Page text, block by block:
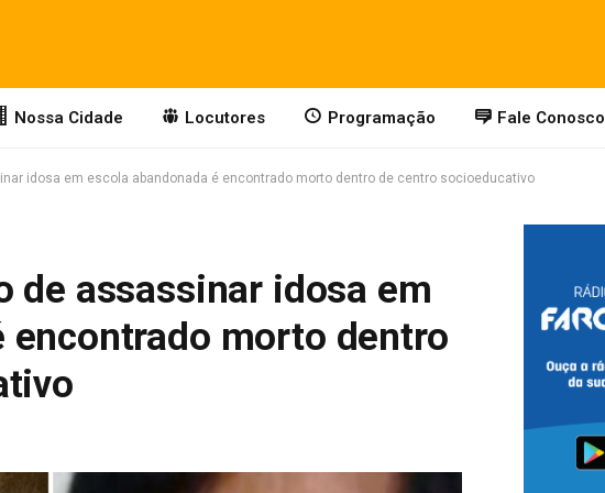
Nossa Cidade Locutores Programação Fale Conosco
idosa em escola abandonada é encontrado morto dentro de centro socioeducativo
de assassinar idosa em
encontrado morto dentro